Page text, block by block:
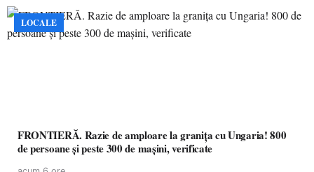
LOCALE
FRONTIERĂ. Razie de amploare la granița cu Ungaria! 800
de persoane și peste 300 de mașini, verificate